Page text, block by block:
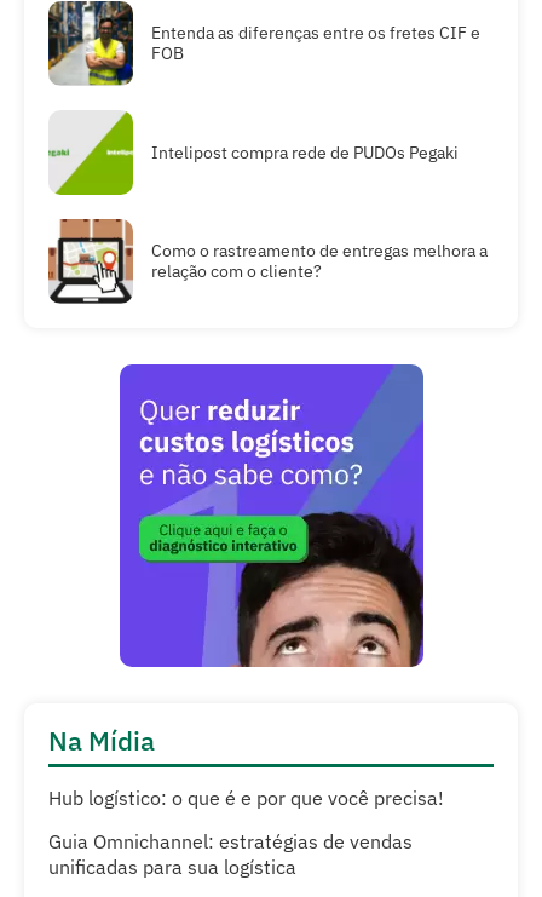
Entenda as diferenças entre os fretes CIF e
FOB
Intelipost compra rede de PUDOs Pegaki
Como o rastreamento de entregas melhora a
relação com o cliente?
Na Mídia
Hub logístico: o que é e por que você precisa!
Guia Omnichannel: estratégias de vendas
unificadas para sua logística